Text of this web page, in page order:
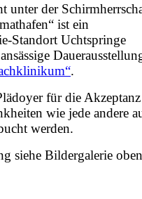
unter der
ist ein
Standort Uchtspringe
.
für die Akzeptanz
wie jede andere
werden.
siehe Bildergalerie